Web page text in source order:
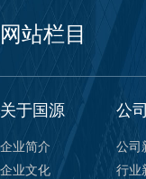
网站栏目
关于国源
企业简介
企业文化
公
公司
行业